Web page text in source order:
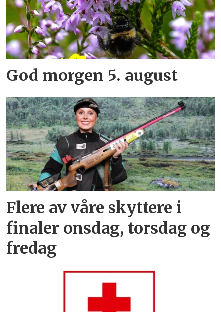
God morgen 5. august
Flere av våre skyttere i
finaler onsdag, torsdag og
fredag